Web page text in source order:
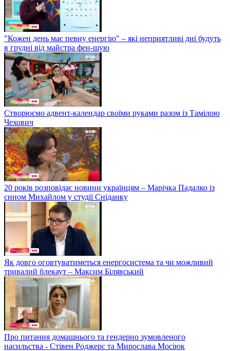
"Кожен день має певну енергію" – які неприятливі дні будуть
в грудні від майстра фен-шую
Створюємо адвент-календар своїми руками разом із Тамілою
Чехович
20 років розповідає новини українцям – Марічка Падалко із
сином Михайлом у студії Сніданку
Як довго оговтуватиметься енергосистема та чи можливий
тривалий блекаут – Максим Білявський
Про питання домашнього та гендерно зумовленого
насильства - Стівен Роджерс та Мирослава Мосіюк